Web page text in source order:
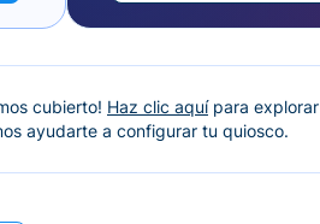
cubierto! Haz clic aquípara explorar
ayudarte a configurar tu quiosco.